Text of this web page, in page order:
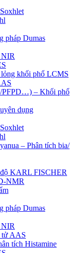
pháp Dumas
NIR
khối phổ LCMS
PFPD…) – Khối phổ
dụng
– Phân tích bia/
độ KARL FISCHER
NMR
pháp Dumas
NIR
tử AAS
tích Histamine